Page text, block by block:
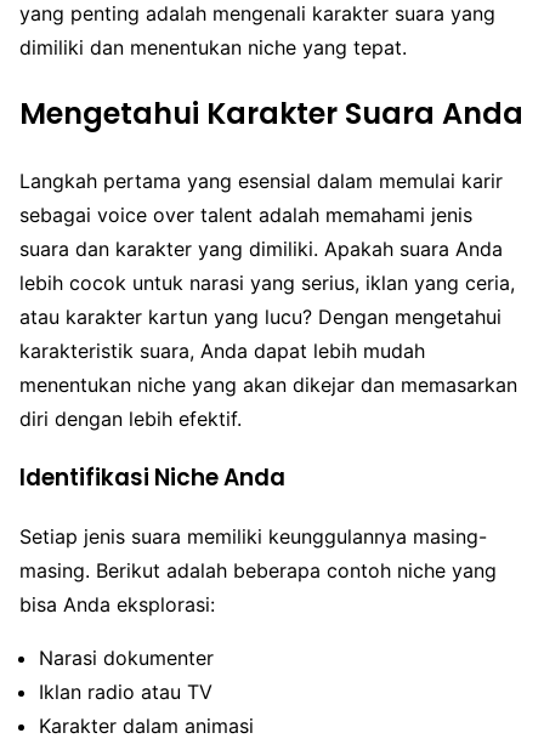
yang penting adalah mengenali karakter suara yang
dimiliki dan menentukan niche yang tepat.
Mengetahui Karakter Suara Anda
Langkah pertama yang esensial dalam memulai karir
sebagai voice over talent adalah memahami jenis
suara dan karakter yang dimiliki. Apakah suara Anda
lebih cocok untuk narasi yang serius, iklan yang ceria,
atau karakter kartun yang lucu? Dengan mengetahui
karakteristik suara, Anda dapat lebih mudah
menentukan niche yang akan dikejar dan memasarkan
diri dengan lebih efektif.
Identifikasi Niche Anda
Setiap jenis suara memiliki keunggulannya masing-
masing. Berikut adalah beberapa contoh niche yang
bisa Anda eksplorasi:
Narasi dokumenter
Iklan radio atau TV
Karakter dalam animasi